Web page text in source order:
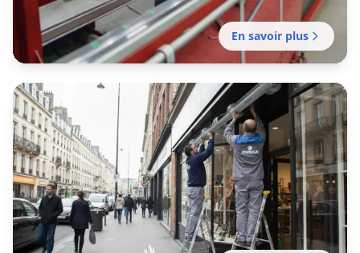
Fabrication rideau métallique
lille
Fabrication française de rideaux métalliques
sur mesure pour commerces, entrepôts et
locaux professionnels. Délais rapides.
En savoir plus